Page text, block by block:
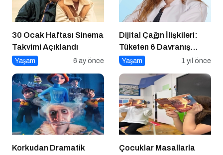
30 Ocak Haftası Sinema
Takvimi Açıklandı
Yaşam 6 ay önce
Dijital Çağın İlişkileri:
Tüketen 6 Davranış
Biçimi
Yaşam 1 yıl önce
Korkudan Dramatik
Çocuklar Masallarla